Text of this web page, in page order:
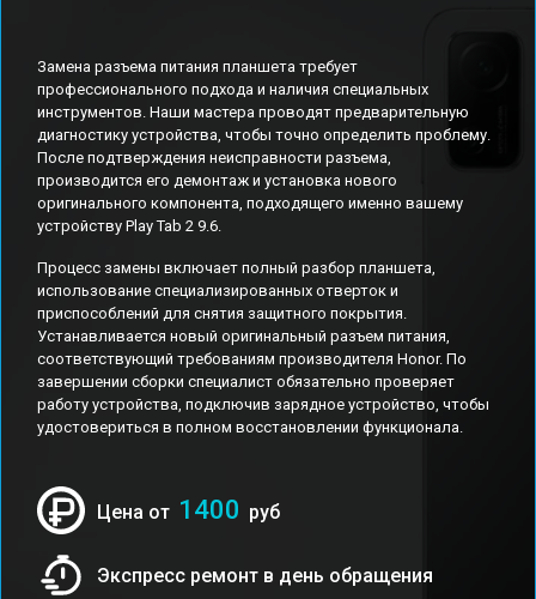
Замена разъема питания планшета требует
профессионального подхода и наличия специальных
инструментов. Наши мастера проводят предварительную
диагностику устройства, чтобы точно определить проблему.
После подтверждения неисправности разъема,
производится его демонтаж и установка нового
оригинального компонента, подходящего именно вашему
устройству Play Tab 2 9.6.
Процесс замены включает полный разбор планшета,
использование специализированных отверток и
приспособлений для снятия защитного покрытия.
Устанавливается новый оригинальный разъем питания,
соответствующий требованиям производителя Honor. По
завершении сборки специалист обязательно проверяет
работу устройства, подключив зарядное устройство, чтобы
удостовериться в полном восстановлении функционала.
Цена от 1400 руб
Экспресс ремонт в день обращения